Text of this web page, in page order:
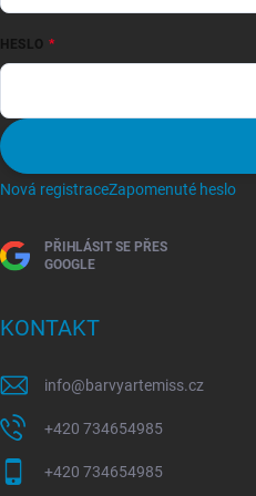
HESLO
Nová registraceZapomenuté heslo
PŘIHLÁSIT SE PŘES
GOOGLE
KONTAKT
info@barvyartemiss.cz
+420 734654985
+420 734654985